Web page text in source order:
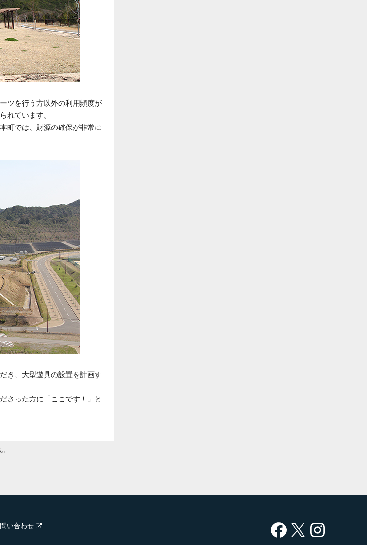
ツを行う方以外の利用頻度が
れています。
町では、財源の確保が非常に
き、大型遊具の設置を計画す
さった方に「ここです！」と
い合わせ